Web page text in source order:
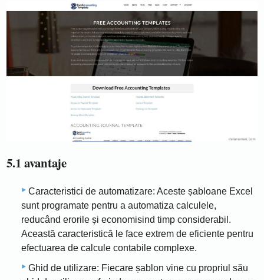
5.1 avantaje
Caracteristici de automatizare: Aceste șabloane Excel
sunt programate pentru a automatiza calculele,
reducând erorile și economisind timp considerabil.
Această caracteristică le face extrem de eficiente pentru
efectuarea de calcule contabile complexe.
Ghid de utilizare: Fiecare șablon vine cu propriul său